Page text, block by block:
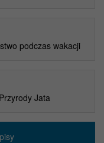
podczas wakacji
Jata